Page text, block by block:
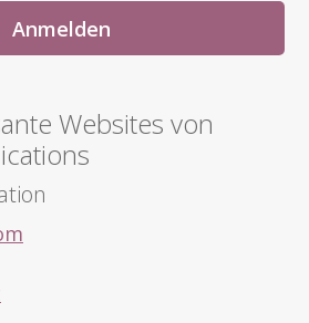
Websites von